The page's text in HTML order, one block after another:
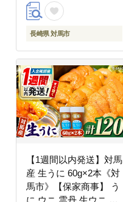
非加熱 日本ミツバチ 二
ホンミツバチ 日本蜜蜂
百花蜜 常温 [WAM012]
長崎県 対馬市
【1週間以内発送】対馬
産 生うに 60g×2本《対
馬市》【保家商事】 う